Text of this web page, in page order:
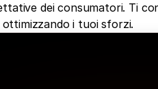
dei consumatori. Ti
ottimizzando i tuoi sforzi.